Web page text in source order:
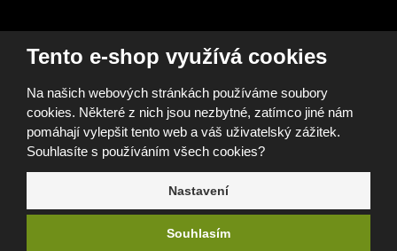
Tento e-shop využívá cookies
Na našich webových stránkách používáme soubory
cookies. Některé z nich jsou nezbytné, zatímco jiné nám
pomáhají vylepšit tento web a váš uživatelský zážitek.
Souhlasíte s používáním všech cookies?
Nastavení
Souhlasím
Prohlášení o přístupnostiMapa stránekGDPRCookies
Nastavení cookies
Tento web je chráněn pomocí Google ReCAPTCHA a platí pro
nějzásady ochrany osobních údajůasmluvní podmínky